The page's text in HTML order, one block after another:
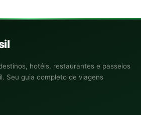
hotéis, restaurantes e passeios
Seu guia completo de viagens